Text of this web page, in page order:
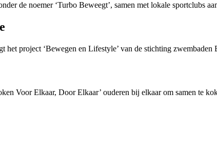
de noemer ‘Turbo Beweegt’, samen met lokale sportclubs
het project ‘Bewegen en Lifestyle’ van de stichting
Voor Elkaar, Door Elkaar’ ouderen bij elkaar om samen te